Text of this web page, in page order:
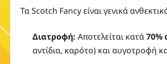
Τα Scotch Fancy είναι γενικά
Διατροφή: Αποτελείται κατά70%
αντίδια, καρότο) και αυγοτροφή